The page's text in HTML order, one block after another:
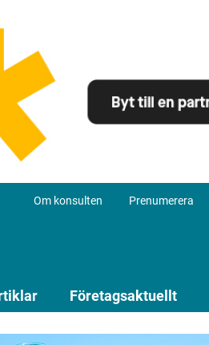
Om konsulten Prenumerera
Företagsaktuellt